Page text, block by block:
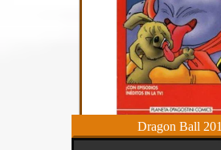
Dragon Ball 201